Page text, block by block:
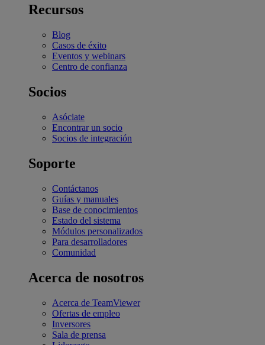
Recursos
Blog
Casos de éxito
Eventos y webinars
Centro de confianza
Socios
Asóciate
Encontrar un socio
Socios de integración
Soporte
Contáctanos
Guías y manuales
Base de conocimientos
Estado del sistema
Módulos personalizados
Para desarrolladores
Comunidad
Acerca de nosotros
Acerca de TeamViewer
Ofertas de empleo
Inversores
Sala de prensa